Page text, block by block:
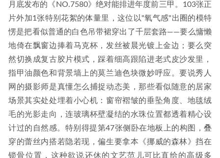
月底发布的《NO.7580》绝对能排进年度前三甲。103张正
片外加1张特别花絮的体量里，这位以"氧气感"出圈的模特
愣是把看似普通的白色吊带裙穿出了千层套路——要么慵懒
地倚在飘窗边捧着马克杯，发丝被晨光镀上金边；要么突
然切换成复古胶片模式，踩着细高跟陷进老式皮沙发里，
指甲油颜色和背景墙上的莫兰迪色块微妙呼应。要说秀人
网的摄影师是真懂怎么捕捉动态美，那些看似随意的居家
场景其实处处埋着小心机：窗帘褶皱的垂坠角度、地毯绒
毛的光影走向，连玻璃杯壁凝结的水珠位置都透着精心设
计过的自然感。特别得提第47张侧卧在地板上的构图，叠
穿的蕾丝内搭若隐若现，偏生要拿本《挪威的森林》挡在
锁骨位置，这种欲说还休的文艺范儿可比直给的高级多